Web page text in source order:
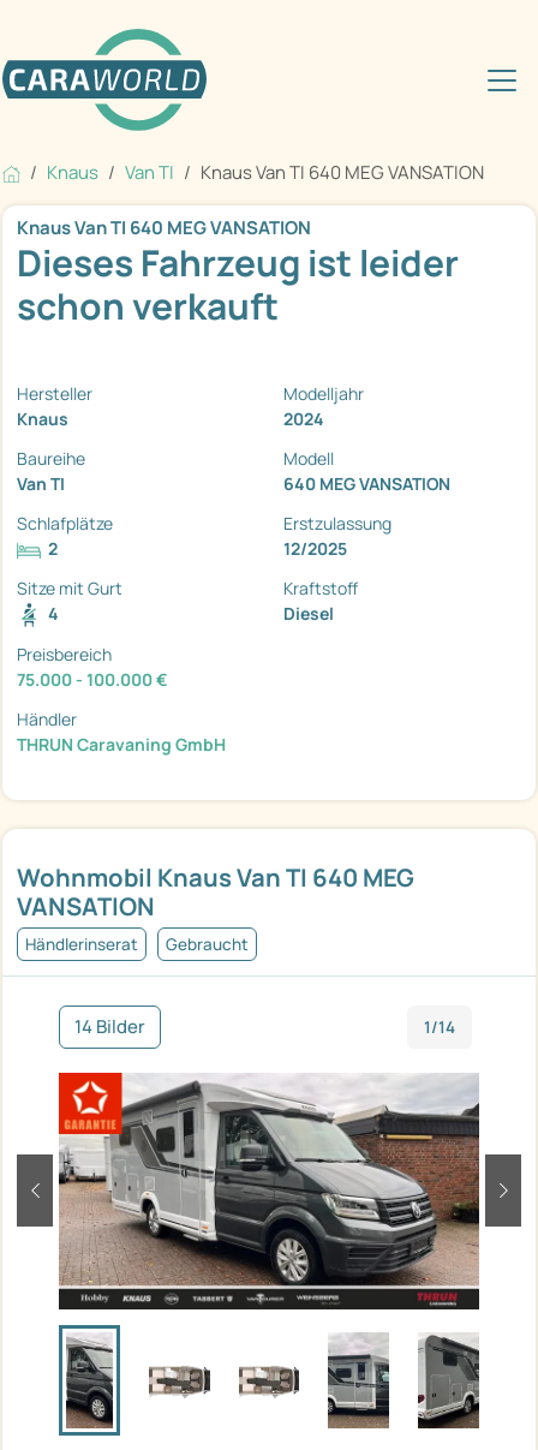
Knaus Van TI Knaus Van TI 640 MEG VANSATION
Wohnmobil Knaus Van TI 640 MEG
VANSATION
Händlerinserat Gebraucht
14 Bilder 1/14
zurück
Knaus Van TI 640 MEG VANSATION
Dieses Fahrzeug ist leider
schon verkauft
Hersteller
Knaus
Modelljahr
2024
Baureihe
Van TI
Modell
640 MEG VANSATION
Schlafplätze
2
Erstzulassung
12/2025
Sitze mit Gurt
4
Kraftstoff
Diesel
Preisbereich
75.000 - 100.000 €
Händler
THRUN Caravaning GmbH